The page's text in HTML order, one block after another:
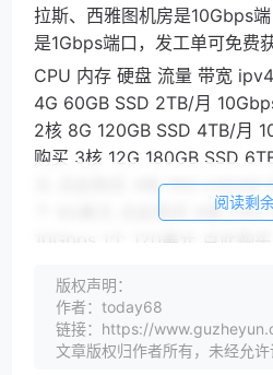
拉斯、西雅图机房是10Gbps
是1Gbps端口，发工单可免费
CPU 内存 硬盘 流量 带宽
4G 60GB SSD 2TB/月
2核 8G 120GB SSD 4TB/月
购买 3核 12G 180GB SSD
元 点此购买 4核 16G 240GB
个 80美元 点此购买 6核 24G
10Gbps 1个 120美元 点此购买
VPSDime的存储型大硬盘
如果选择达拉斯、西雅图机房
洛杉矶机房是1Gbps端口：
CPU 内存 硬盘 流量 带宽
阅读剩
版权声明：
作者：today68
链接：https://
文章版权归作者所有，未经允许